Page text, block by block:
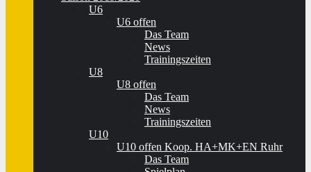
U6
U6 offen
Das Team
News
Trainingszeiten
U8
U8 offen
Das Team
News
Trainingszeiten
U10
U10 offen Koop. HA+MK+EN Ruhr
Das Team